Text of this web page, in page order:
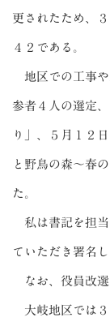
更されたため、
４２である。
地区での工事や
参者４人の選定
り」、５月１２
と野鳥の森～春
た。
私は書記を担当
ていただき署名
なお、役員改選
大岐地区では３